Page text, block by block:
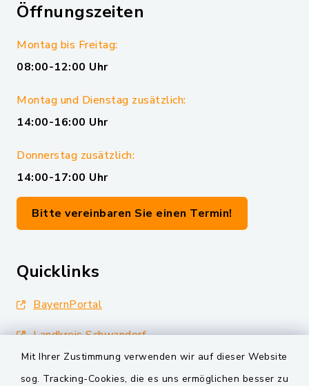
Mit Ihrer Zustimmung verwenden wir auf dieser Website
sog. Tracking-Cookies, die es uns ermöglichen besser zu
Öffnungszeiten
Montag bis Freitag:
08:00-12:00 Uhr
Montag und Dienstag zusätzlich:
14:00-16:00 Uhr
Donnerstag zusätzlich:
14:00-17:00 Uhr
Bitte vereinbaren Sie einen Termin!
Quicklinks
BayernPortal
Landkreis Schwandorf
Oberpfälzer Wald